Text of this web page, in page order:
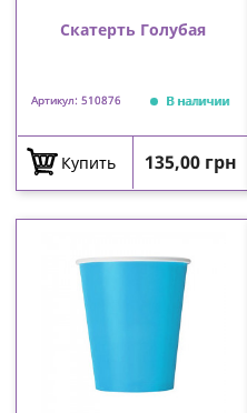
Скатерть Голубая
Артикул: 510876 В наличии
Купить Цена
135,00 грн